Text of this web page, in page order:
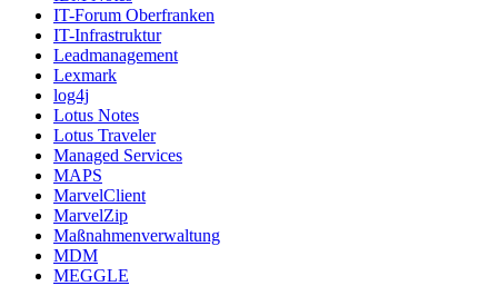
IT-Forum Oberfranken
IT-Infrastruktur
Leadmanagement
Lexmark
log4j
Lotus Notes
Lotus Traveler
Managed Services
MAPS
MarvelClient
MarvelZip
Maßnahmenverwaltung
MDM
MEGGLE